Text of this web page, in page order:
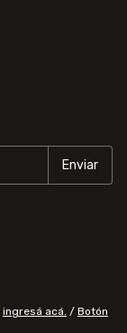
ingresá acá. / Botón